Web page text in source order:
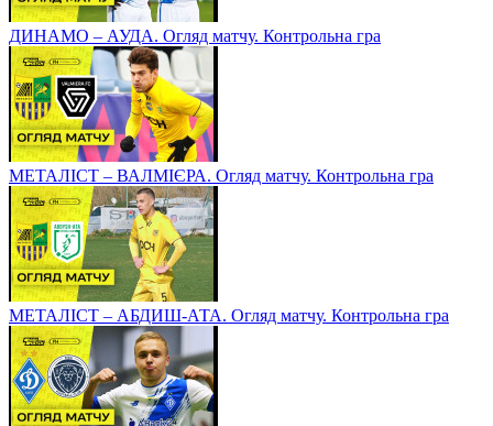
ДИНАМО – АУДА. Огляд матчу. Контрольна гра
МЕТАЛІСТ – ВАЛМІЄРА. Огляд матчу. Контрольна гра
МЕТАЛІСТ – АБДИШ-АТА. Огляд матчу. Контрольна гра